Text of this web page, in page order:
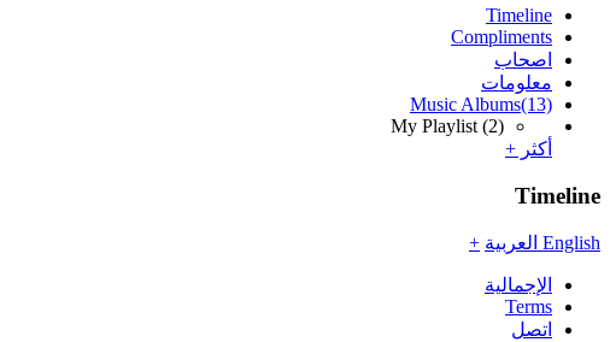
Timeline
Compliments
اصحاب
معلومات
Music Albums(13)
My Playlist (2)
أكثر +
Timeline
English العربية +
الإجمالية
Terms
اتصل